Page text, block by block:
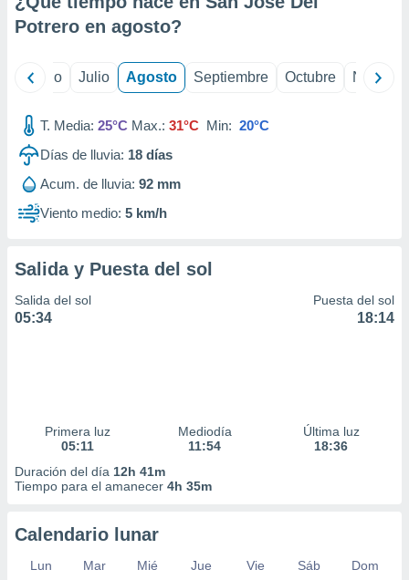
e
publicidad
publicidad
de
Potrero en agosto?
Junio Julio Agosto Septiembre Octubre
T. Media: 25°C Max.: 31°C Min: 20°C
Días de lluvia: 18 días
Acum. de lluvia: 92 mm
Viento medio: 5 km/h
Salida y Puesta del sol
Salida del sol
05:34
Puesta del sol
18:14
Primera luz
05:11
Mediodía
11:54
Última luz
18:36
Duración del día 12h 41m
Tiempo para el amanecer 4h 35m
Calendario lunar
Lun Mar Mié Jue Vie Sáb
Dom